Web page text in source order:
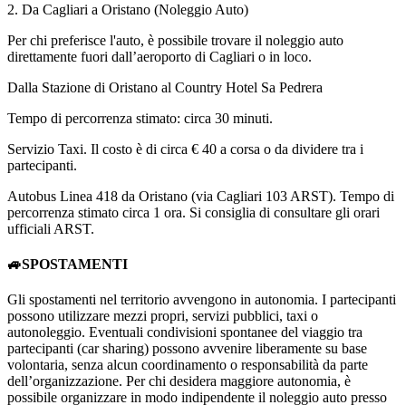
2. Da Cagliari a Oristano (Noleggio Auto)
Per chi preferisce l'auto, è possibile trovare il noleggio auto
direttamente fuori dall’aeroporto di Cagliari o in loco.
Dalla Stazione di Oristano al Country Hotel Sa Pedrera
Tempo di percorrenza stimato: circa 30 minuti.
Servizio Taxi. Il costo è di circa € 40 a corsa o da dividere tra i
partecipanti.
Autobus Linea 418 da Oristano (via Cagliari 103 ARST). Tempo di
percorrenza stimato circa 1 ora. Si consiglia di consultare gli orari
ufficiali ARST.
🚙SPOSTAMENTI
Gli spostamenti nel territorio avvengono in autonomia. I partecipanti
possono utilizzare mezzi propri, servizi pubblici, taxi o
autonoleggio. Eventuali condivisioni spontanee del viaggio tra
partecipanti (car sharing) possono avvenire liberamente su base
volontaria, senza alcun coordinamento o responsabilità da parte
dell’organizzazione. Per chi desidera maggiore autonomia, è
possibile organizzare in modo indipendente il noleggio auto presso